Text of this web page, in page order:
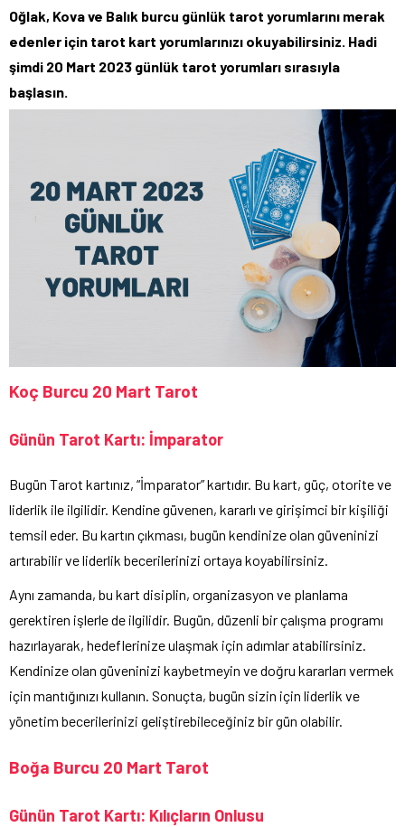
Oğlak, Kova ve Balık burcu günlük tarot yorumlarını merak
edenler için tarot kart yorumlarınızı okuyabilirsiniz. Hadi
şimdi 20 Mart 2023 günlük tarot yorumları sırasıyla
başlasın.
Koç Burcu 20 Mart Tarot
Günün Tarot Kartı: İmparator
Bugün Tarot kartınız, “İmparator” kartıdır. Bu kart, güç, otorite ve
liderlik ile ilgilidir. Kendine güvenen, kararlı ve girişimci bir kişiliği
temsil eder. Bu kartın çıkması, bugün kendinize olan güveninizi
artırabilir ve liderlik becerilerinizi ortaya koyabilirsiniz.
Aynı zamanda, bu kart disiplin, organizasyon ve planlama
gerektiren işlerle de ilgilidir. Bugün, düzenli bir çalışma programı
hazırlayarak, hedeflerinize ulaşmak için adımlar atabilirsiniz.
Kendinize olan güveninizi kaybetmeyin ve doğru kararları vermek
için mantığınızı kullanın. Sonuçta, bugün sizin için liderlik ve
yönetim becerilerinizi geliştirebileceğiniz bir gün olabilir.
Boğa Burcu 20 Mart Tarot
Günün Tarot Kartı: Kılıçların Onlusu